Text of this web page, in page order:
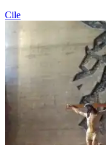
Cile